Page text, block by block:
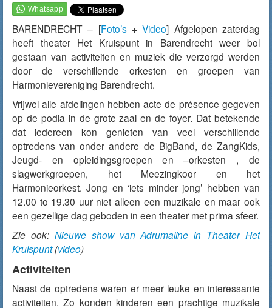
BARENDRECHT – [Foto’s+Video] Afgelopen zaterdag
heeft theater Het Kruispunt in Barendrecht weer bol
gestaan van activiteiten en muziek die verzorgd werden
door de verschillende orkesten en groepen van
Harmonievereniging Barendrecht.
Vrijwel alle afdelingen hebben acte de présence gegeven
op de podia in de grote zaal en de foyer. Dat betekende
dat iedereen kon genieten van veel verschillende
optredens van onder andere de BigBand, de ZangKids,
Jeugd- en opleidingsgroepen en –orkesten , de
slagwerkgroepen, het Meezingkoor en het
Harmonieorkest. Jong en ‘iets minder jong’ hebben van
12.00 to 19.30 uur niet alleen een muzikale en maar ook
een gezellige dag geboden in een theater met prima sfeer.
Zie ook: Nieuwe show van Adrumaline in Theater Het
Kruispunt(video)
Activiteiten
Naast de optredens waren er meer leuke en interessante
activiteiten. Zo konden kinderen een prachtige muzikale